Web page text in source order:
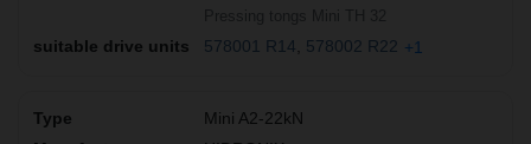
578001 R14 578002 R22 +1
Mini A2-22kN